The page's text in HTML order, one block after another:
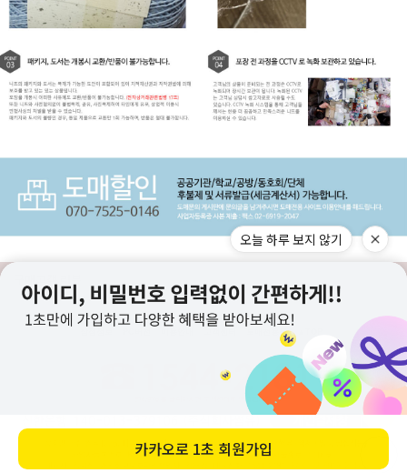
도매전용몰
오늘 하루 보지 않기
카카오로 1초 회원가입